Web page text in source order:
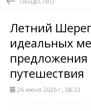
Летний
идеальных
предложения
путешествия
26 июня 2026 г., 08:33